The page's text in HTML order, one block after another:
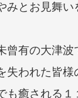
みとお見舞い
有の大津波
失われた皆様
も癒される１